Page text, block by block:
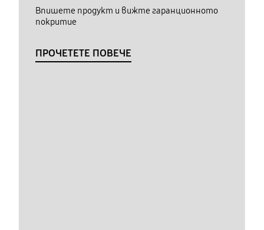
Впишете продукт и вижте гаранционното
покритие
ПРОЧЕТЕТЕ ПОВЕЧЕ